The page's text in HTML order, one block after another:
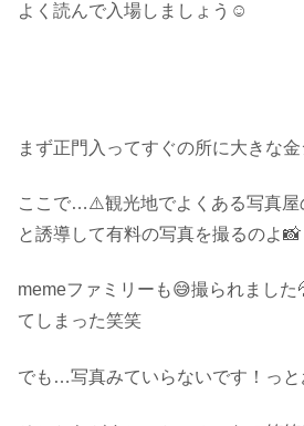
よく読んで入場しましょう☺︎
まず正門入ってすぐの所に大きな
ここで…⚠️観光地でよくある写真屋
と誘導して有料の写真を撮るのよ📸
memeファミリーも😅撮られました
てしまった笑笑
でも…写真みていらないです！っと